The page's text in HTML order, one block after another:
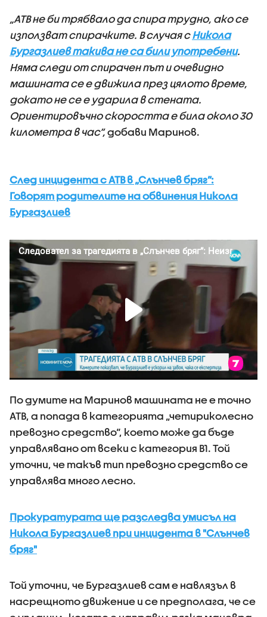
„АТВ не би трябвало да спира трудно, ако се
използват спирачките. В случая сНикола
Бургазлиев такива не са били употребени.
Няма следи от спирачен път и очевидно
машината се е движила през цялото време,
докато не се е ударила в стената.
Ориентировъчно скоростта е била около 30
километра в час“,добави Маринов.
След инцидента с АТВ в „Слънчев бряг”:
Говорят родителите на обвинения Никола
Бургазлиев
По думите на Маринов машината не е точно
АТВ, а попада в категорията „четириколесно
превозно средство“, което може да бъде
управлявано от всеки с категория B1. Той
уточни, че такъв тип превозно средство се
управлява много лесно.
Прокуратурата ще разследва умисъл на
Никола Бургазлиев при инцидента в "Слънчев
бряг"
Той уточни, че Бургазлиев сам е навлязъл в
насрещното движение и се предполага, че се